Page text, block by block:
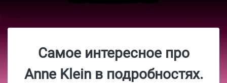
Самое интересное про
Anne Klein в подробностях.